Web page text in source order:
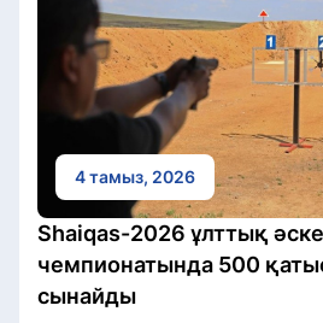
4 тамыз, 2026
Shaiqas-2026 ұлттық
чемпионатында 500
сынайды